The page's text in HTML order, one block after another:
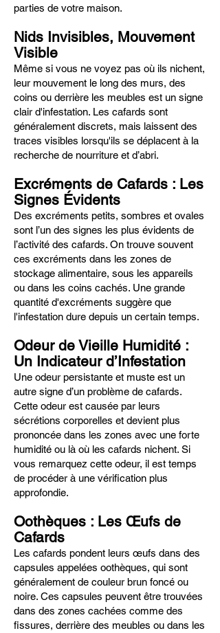
parties de votre maison.
Nids Invisibles, Mouvement
Visible
Même si vous ne voyez pas où ils nichent,
leur mouvement le long des murs, des
coins ou derrière les meubles est un signe
clair d'infestation. Les cafards sont
généralement discrets, mais laissent des
traces visibles lorsqu'ils se déplacent à la
recherche de nourriture et d’abri.
Excréments de Cafards : Les
Signes Évidents
Des excréments petits, sombres et ovales
sont l’un des signes les plus évidents de
l’activité des cafards. On trouve souvent
ces excréments dans les zones de
stockage alimentaire, sous les appareils
ou dans les coins cachés. Une grande
quantité d'excréments suggère que
l'infestation dure depuis un certain temps.
Odeur de Vieille Humidité :
Un Indicateur d’Infestation
Une odeur persistante et muste est un
autre signe d’un problème de cafards.
Cette odeur est causée par leurs
sécrétions corporelles et devient plus
prononcée dans les zones avec une forte
humidité ou là où les cafards nichent. Si
vous remarquez cette odeur, il est temps
de procéder à une vérification plus
approfondie.
Oothèques : Les Œufs de
Cafards
Les cafards pondent leurs œufs dans des
capsules appelées oothèques, qui sont
généralement de couleur brun foncé ou
noire. Ces capsules peuvent être trouvées
dans des zones cachées comme des
fissures, derrière des meubles ou dans les